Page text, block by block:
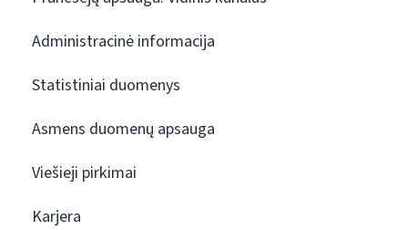
Administracinė informacija
Statistiniai duomenys
Asmens duomenų apsauga
Viešieji pirkimai
Karjera